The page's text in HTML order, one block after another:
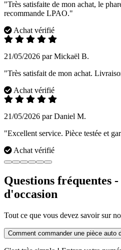
"Très satisfaite de mon achat, le
recommande LPAO."
Achat vérifié
21/05/2026 par Mickaël B.
"Très satisfait de mon achat.
Achat vérifié
21/05/2026 par Daniel M.
"Excellent service. Pièce testée et
Achat vérifié
Questions fréquentes -
d'occasion
Tout ce que vous devez savoir sur
Comment commander une pièce auto